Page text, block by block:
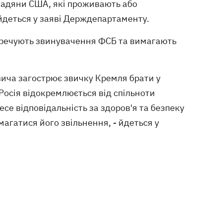
США, які проживають або
у заяві Держдепартаменту.
звинувачення ФСБ та вимагають
загострює звичку Кремля брати у
відокремлюється від спільноти
відповідальність за здоров'я та безпеку
його звільнення, - йдеться у